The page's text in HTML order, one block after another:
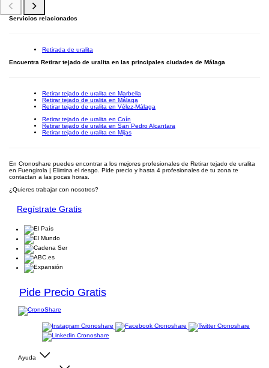
Servicios relacionados
Retirada de uralita
Encuentra Retirar tejado de uralita en las principales ciudades de Málaga
Retirar tejado de uralita en Marbella
Retirar tejado de uralita en Málaga
Retirar tejado de uralita en Vélez-Málaga
Retirar tejado de uralita en Coín
Retirar tejado de uralita en San Pedro Alcantara
Retirar tejado de uralita en Mijas
En Cronoshare puedes encontrar a los mejores profesionales de Retirar tejado de uralita
en Fuengirola | Elimina el riesgo. Pide precio y hasta 4 profesionales de tu zona te
contactan a las pocas horas.
¿Quieres trabajar con nosotros?
Regístrate Gratis
Pide Precio Gratis
Ayuda